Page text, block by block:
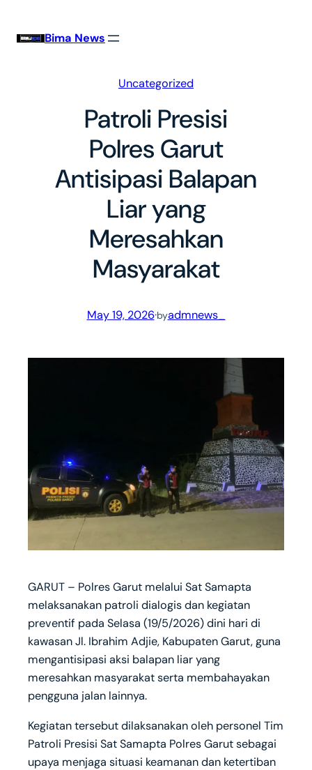
Bima News
Uncategorized
Patroli Presisi
Polres Garut
Antisipasi Balapan
Liar yang
Meresahkan
Masyarakat
May 19, 2026·byadmnews_
GARUT – Polres Garut melalui Sat Samapta
melaksanakan patroli dialogis dan kegiatan
preventif pada Selasa (19/5/2026) dini hari di
kawasan Jl. Ibrahim Adjie, Kabupaten Garut, guna
mengantisipasi aksi balapan liar yang
meresahkan masyarakat serta membahayakan
pengguna jalan lainnya.
Kegiatan tersebut dilaksanakan oleh personel Tim
Patroli Presisi Sat Samapta Polres Garut sebagai
upaya menjaga situasi keamanan dan ketertiban